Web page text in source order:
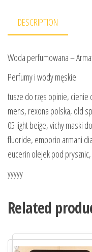
DESCRIPTION
Woda perfumowana –
Perfumy i wody męskie
tusze do rzęs opinie,
mens, rexona polska, old
05 light beige, vichy maski
fluoride, emporio armani
eucerin olejek pod
yyyyy
Related